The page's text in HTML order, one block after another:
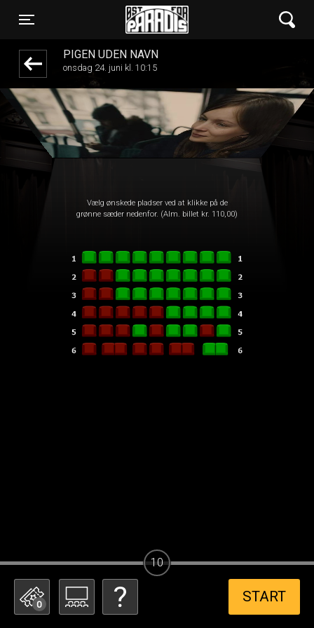
Toggle navigation
Øst for Paradis
PIGEN UDEN NAVN
onsdag 24. juni kl. 10:15
Vælg ønskede pladser ved at klikke på de
grønne sæder nedenfor. (Alm. billet kr. 110,00)
0 START
10
front05-temp 095934